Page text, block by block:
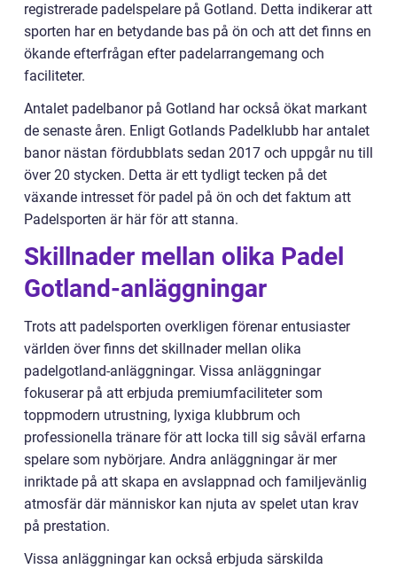
registrerade padelspelare på Gotland. Detta indikerar att
sporten har en betydande bas på ön och att det finns en
ökande efterfrågan efter padelarrangemang och
faciliteter.
Antalet padelbanor på Gotland har också ökat markant
de senaste åren. Enligt Gotlands Padelklubb har antalet
banor nästan fördubblats sedan 2017 och uppgår nu till
över 20 stycken. Detta är ett tydligt tecken på det
växande intresset för padel på ön och det faktum att
Padelsporten är här för att stanna.
Skillnader mellan olika Padel
Gotland-anläggningar
Trots att padelsporten overkligen förenar entusiaster
världen över finns det skillnader mellan olika
padelgotland-anläggningar. Vissa anläggningar
fokuserar på att erbjuda premiumfaciliteter som
toppmodern utrustning, lyxiga klubbrum och
professionella tränare för att locka till sig såväl erfarna
spelare som nybörjare. Andra anläggningar är mer
inriktade på att skapa en avslappnad och familjevänlig
atmosfär där människor kan njuta av spelet utan krav
på prestation.
Vissa anläggningar kan också erbjuda särskilda